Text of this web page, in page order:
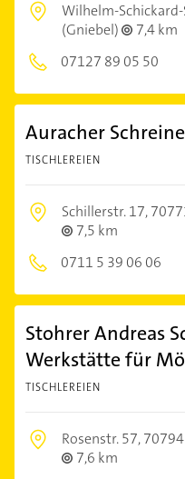
Wilhelm-Schickard-
(Gniebel)
7,4 km
07127 89 05 50
Auracher
TISCHLEREIEN
Schillerstr. 17,
7,5 km
0711 5 39 06 06
Stohrer Andreas
Werkstätte für
TISCHLEREIEN
Rosenstr. 57,
7,6 km